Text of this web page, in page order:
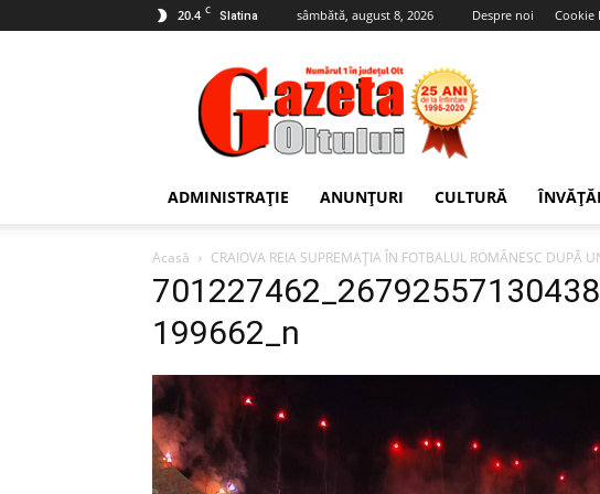
20.4 C Slatina sâmbătă, august 8, 2026 Despre noi Cookie
Gazeta
Oltului
ADMINISTRAȚIE ANUNȚURI CULTURĂ
Acasă CRAIOVA REIA SUPREMAȚIA ÎN FOTBALUL ROMÂNESC DUPĂ
199662_n